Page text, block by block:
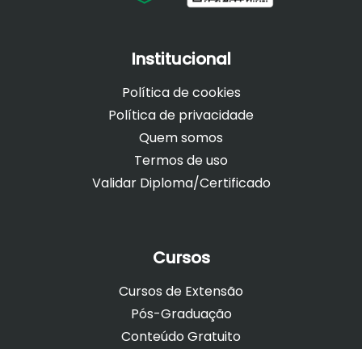
Institucional
Política de cookies
Política de privacidade
Quem somos
Termos de uso
Validar Diploma/Certificado
Cursos
Cursos de Extensão
Pós-Graduação
Conteúdo Gratuito